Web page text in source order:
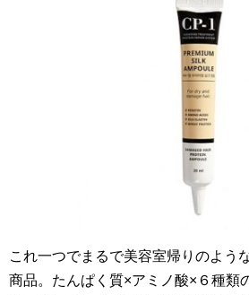
これ一つでまるで美容室帰りのよう
商品。たんぱく質×アミノ酸×６種類